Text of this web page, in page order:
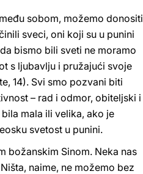
sobom, možemo donositi
sveci, oni koji su u punini
bismo bili sveti ne moramo
s ljubavlju i pružajući svoje
14). Svi smo pozvani biti
– rad i odmor, obiteljski i
mala ili velika, ako je
svetost u punini.
božanskim Sinom. Neka nas
naime, ne možemo bez